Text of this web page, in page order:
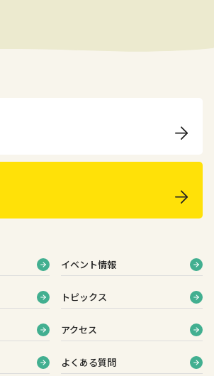
イベント情報
トピックス
アクセス
よくある質問